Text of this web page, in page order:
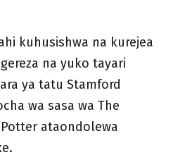
kuhusishwa na kurejea
na yuko tayari
ya tatu Stamford
wa sasa wa The
ataondolewa